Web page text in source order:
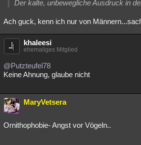
Der kalte, unbewegliche Ausdruck in
Ach guck, kenn ich nur von
khaleesi
ehemaliges Mitglied
@Putzteufel78
Keine Ahnung, glaube nicht
MaryVetsera
Ornithophobie- Angst vor Vögeln..